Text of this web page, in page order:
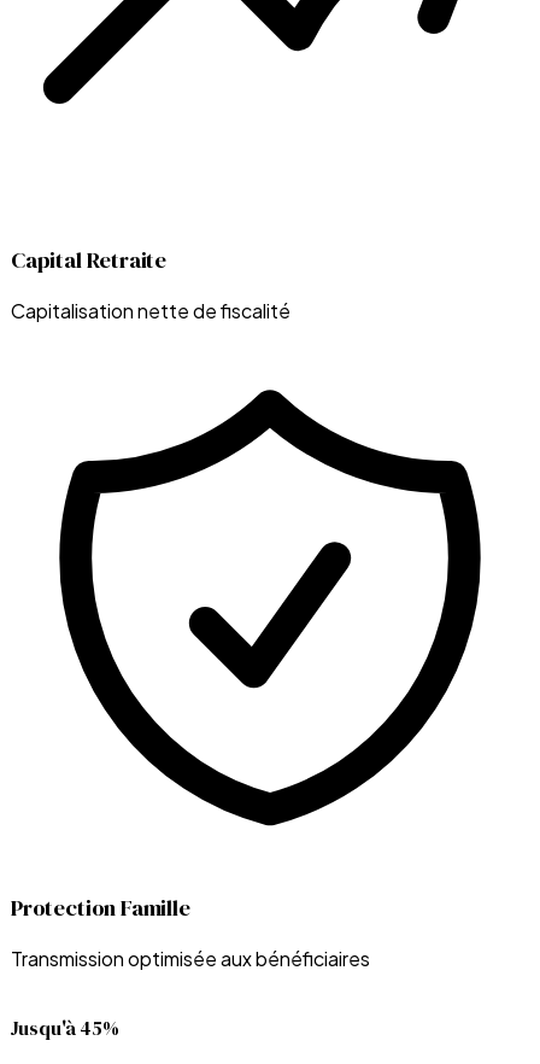
Capital Retraite
Capitalisation nette de fiscalité
Protection Famille
Transmission optimisée aux bénéficiaires
Jusqu'à 45%